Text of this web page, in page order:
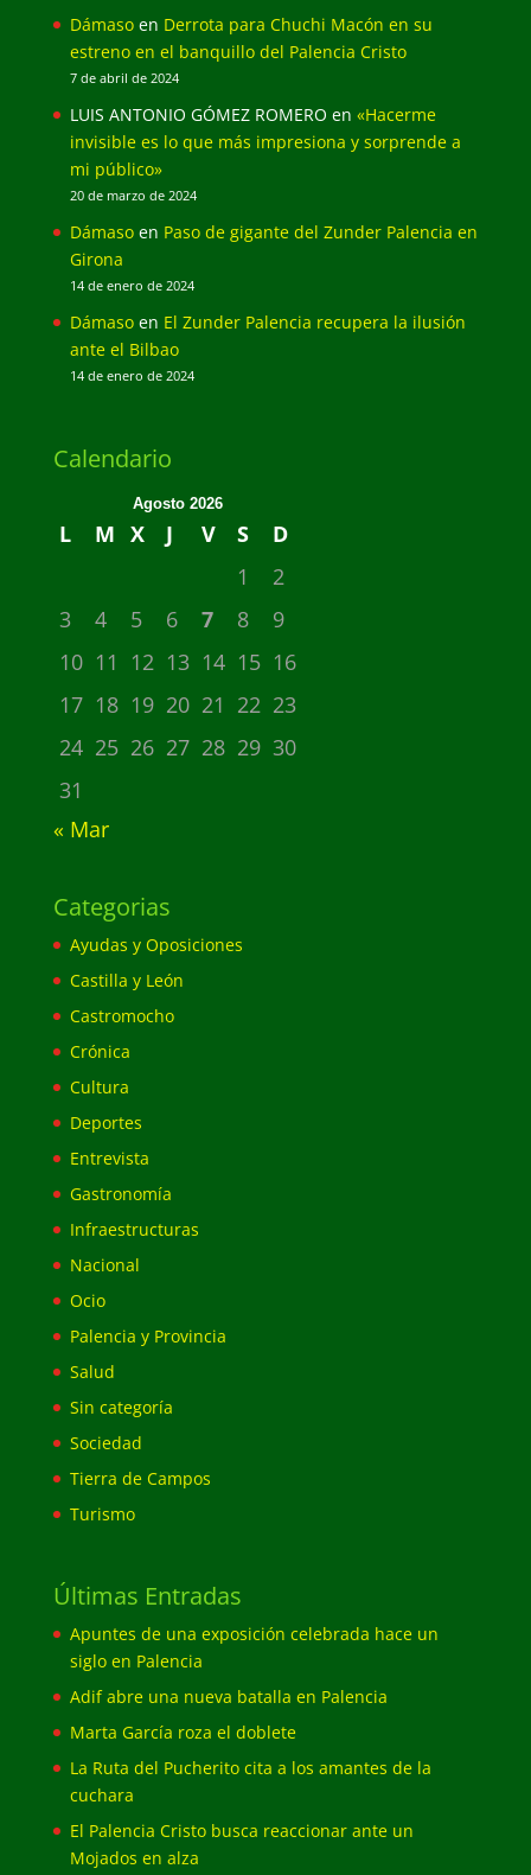
Dámasoen Derrota para Chuchi Macón en su
estreno en el banquillo del Palencia Cristo
7 de abril de 2024
LUIS ANTONIO GÓMEZ ROMERO en «Hacerme
invisible es lo que más impresiona y sorprende a
mi público»
20 de marzo de 2024
Dámasoen Paso de gigante del Zunder Palencia en
Girona
14 de enero de 2024
Dámasoen El Zunder Palencia recupera la ilusión
ante el Bilbao
14 de enero de 2024
Calendario
Agosto 2026
L M X J V S
D
1
2
3
4 5 6 7 8
9
10 11 12 13 14 15 16
17 18 19 20 21 22 23
24 25 26 27 28 29 30
31
« Mar
Categorias
Ayudas y Oposiciones
Castilla y León
Castromocho
Crónica
Cultura
Deportes
Entrevista
Gastronomía
Infraestructuras
Nacional
Ocio
Palencia y Provincia
Salud
Sin categoría
Sociedad
Tierra de Campos
Turismo
Últimas Entradas
Apuntes de una exposición celebrada hace un
siglo en Palencia
Adif abre una nueva batalla en Palencia
Marta García roza el doblete
La Ruta del Pucherito cita a los amantes de la
cuchara
El Palencia Cristo busca reaccionar ante un
Mojados en alza